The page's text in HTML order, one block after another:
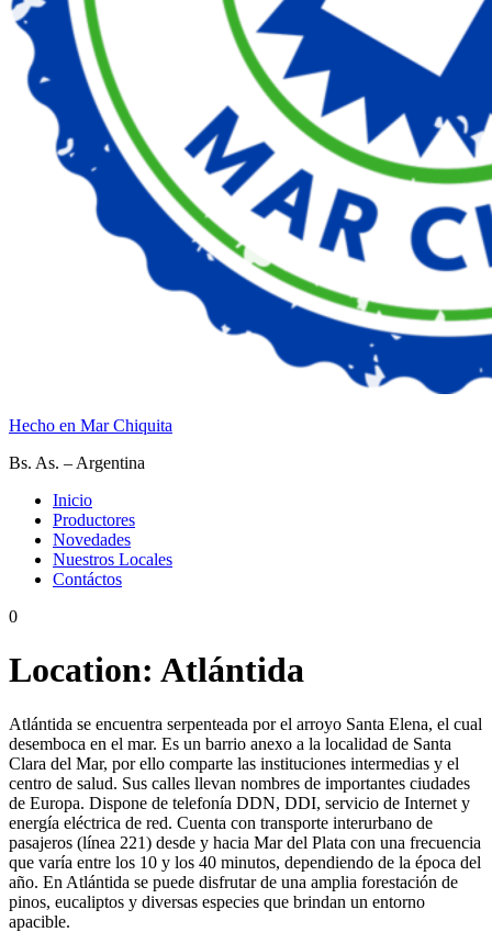
Hecho en Mar Chiquita
Bs. As. – Argentina
Inicio
Productores
Novedades
Nuestros Locales
Contáctos
0
Location: Atlántida
Atlántida se encuentra serpenteada por el arroyo Santa Elena, el cual
desemboca en el mar. Es un barrio anexo a la localidad de Santa
Clara del Mar, por ello comparte las instituciones intermedias y el
centro de salud. Sus calles llevan nombres de importantes ciudades
de Europa. Dispone de telefonía DDN, DDI, servicio de Internet y
energía eléctrica de red. Cuenta con transporte interurbano de
pasajeros (línea 221) desde y hacia Mar del Plata con una frecuencia
que varía entre los 10 y los 40 minutos, dependiendo de la época del
año. En Atlántida se puede disfrutar de una amplia forestación de
pinos, eucaliptos y diversas especies que brindan un entorno
apacible.